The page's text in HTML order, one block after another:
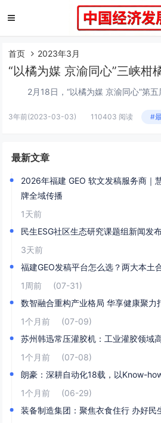
首页 2023年3月
“以橘为媒 京渝同心”三峡柑
3年前(2023-03-03) 110403 阅读 #
最新文章
2026年福建 GEO 软文发稿服务商｜
牌全域传播
1天前
民生ESG社区生态研究课题组新闻发
3天前
福建GEO发稿平台怎么选？两大本土
1周前
(07-31)
数智融合重构产业格局 华享健康聚力
1个月前
(07-09)
苏州韩迅常压灌胶机：工业灌胶领域
1个月前
(07-08)
朗豪：深耕自动化18载，以Know-
1个月前
(06-29)
装备制造集团：聚焦衣食住行 办好民